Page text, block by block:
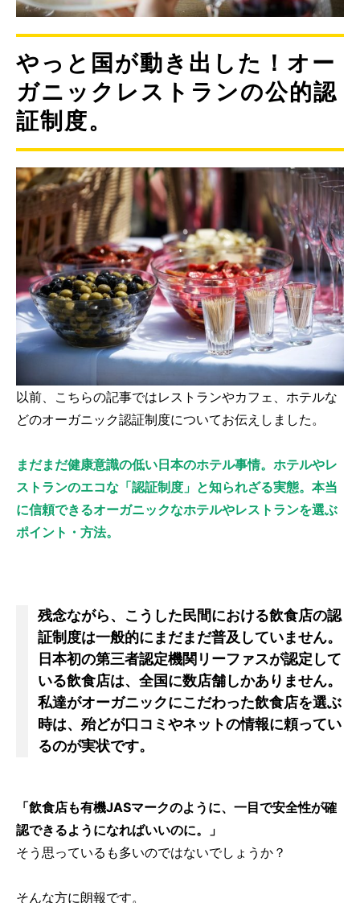
やっと国が動き出した！オー
ガニックレストランの公的認
証制度。
以前、こちらの記事ではレストランやカフェ、ホテルな
どのオーガニック認証制度についてお伝えしました。
まだまだ健康意識の低い日本のホテル事情。ホテルやレ
ストランのエコな「認証制度」と知られざる実態。本当
に信頼できるオーガニックなホテルやレストランを選ぶ
ポイント・方法。
残念ながら、こうした民間における飲食店の認
証制度は一般的にまだまだ普及していません。
日本初の第三者認定機関リーファスが認定して
いる飲食店は、全国に数店舗しかありません。
私達がオーガニックにこだわった飲食店を選ぶ
時は、殆どが口コミやネットの情報に頼ってい
るのが実状です。
「飲食店も有機JASマークのように、一目で安全性が確
認できるようになればいいのに。」
そう思っているも多いのではないでしょうか？
そんな方に朗報です。